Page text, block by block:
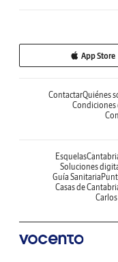
App Store
ContactarQuiénes
Condiciones
Esquelas
Soluciones
Guía Sanitaria
Casas de